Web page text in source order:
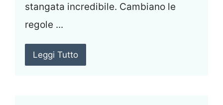
stangata incredibile. Cambiano le
regole ...
Leggi Tutto